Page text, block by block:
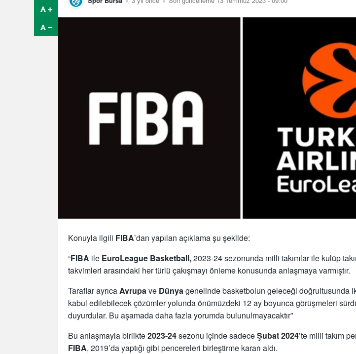
Konuyla ilgili FIBA’dan yapılan açıklama şu şekilde:
“FIBA ile EuroLeague Basketball,2023-24 sezonunda milli takımlar ile kulüp
takvimleri arasındaki her türlü çakışmayı önleme konusunda anlaşmaya varmıştır.
Taraflar ayrıcaAvrupave Dünyagenelinde basketbolun geleceği doğrultusunda
kabul edilebilecek çözümler yolunda önümüzdeki 12 ay boyunca görüşmeleri
duyurdular. Bu aşamada daha fazla yorumda bulunulmayacaktır”
Bu anlaşmayla birlikte2023-24sezonu içinde sadeceŞubat 2024’te milli takım
FIBA, 2019’da yaptığı gibi pencereleri birleştirme kararı aldı.